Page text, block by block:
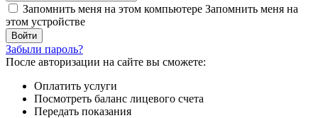
Запомнить меня на этом компьютере Запомнить меня на
этом устройстве
Забыли пароль?
После авторизации на сайте вы сможете:
Оплатить услуги
Посмотреть баланс лицевого счета
Передать показания